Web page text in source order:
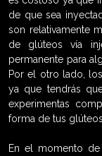
de que sea
son relativamente
de glúteos vía
permanente para
Por el otro lado,
ya que tendrás
experimentas
forma de tus glúteos.
En el momento